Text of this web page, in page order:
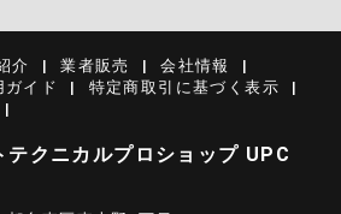
介 業者販売
会社情報
ガイド
特定商取引に基づく表示
テクニカルプロショップ UPC